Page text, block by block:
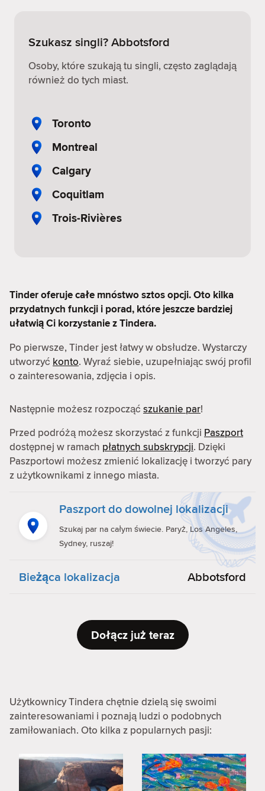
Szukasz singli? Abbotsford
Osoby, które szukają tu singli, często zaglądają
również do tych miast.
Toronto
Montreal
Calgary
Coquitlam
Trois-Rivières
Tinder oferuje całe mnóstwo sztos opcji. Oto kilka
przydatnych funkcji i porad, które jeszcze bardziej
ułatwią Ci korzystanie z Tindera.
Po pierwsze, Tinder jest łatwy w obsłudze. Wystarczy
utworzyć konto. Wyraź siebie, uzupełniając swój profil
o zainteresowania, zdjęcia i opis.
Następnie możesz rozpocząć szukanie par!
Przed podróżą możesz skorzystać z funkcji Paszport
dostępnej w ramach płatnych subskrypcji. Dzięki
Paszportowi możesz zmienić lokalizację i tworzyć pary
z użytkownikami z innego miasta.
Paszport do dowolnej lokalizacji
Szukaj par na całym świecie. Paryż, Los Angeles,
Sydney, ruszaj!
Bieżąca lokalizacja Abbotsford
Dołącz już teraz
Użytkownicy Tindera chętnie dzielą się swoimi
zainteresowaniami i poznają ludzi o podobnych
zamiłowaniach. Oto kilka z popularnych pasji: